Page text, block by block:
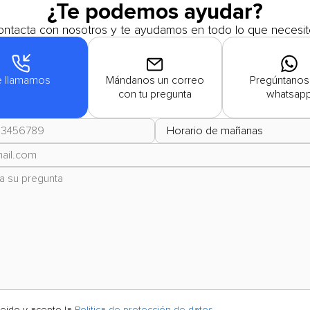
¿Te podemos ayudar?
con nosotros y te ayudamos en todo lo que
llamamos
Mándanos un correo
con tu pregunta